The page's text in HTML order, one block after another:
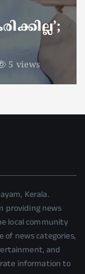
4 views
Kerala.
providing news
local community
of news categories,
and
information to